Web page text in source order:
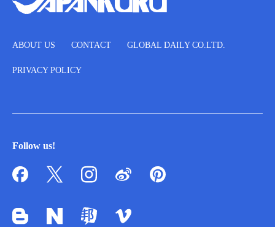
ABOUT US CONTACT GLOBAL DAILY CO.LTD.
PRIVACY POLICY
Follow us!